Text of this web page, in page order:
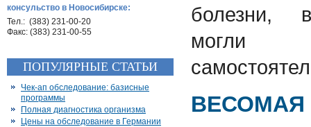
консульство в Новосибирске:
Тел.: (383) 231-00-20
Факс: (383) 231-00-55
ПОПУЛЯРНЫЕ СТАТЬИ
Чек-ап обследование: базисные
программы
Полная диагностика организма
Цены на обследование в Германии
болезни,
могли
ВЕСОМАЯ